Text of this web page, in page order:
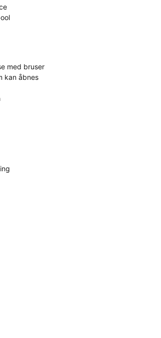
med bruser
kan åbnes